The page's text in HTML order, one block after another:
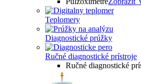
Teplomery
Diagnostické prúžky
Ručné diagnostické prístroje
Ručné diagnostické